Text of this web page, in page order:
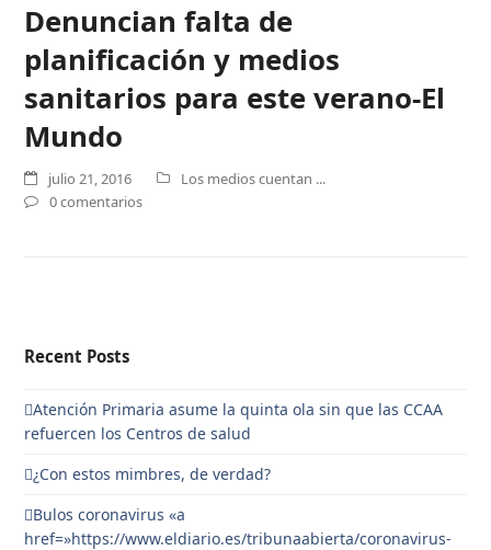
Denuncian falta de
planificación y medios
sanitarios para este verano-El
Mundo
julio 21, 2016
Los medios cuentan ...
0 comentarios
Recent Posts
Atención Primaria asume la quinta ola sin que las CCAA
refuercen los Centros de salud
¿Con estos mimbres, de verdad?
Bulos coronavirus «a
href=»https://www.eldiario.es/tribunaabierta/coronavirus-